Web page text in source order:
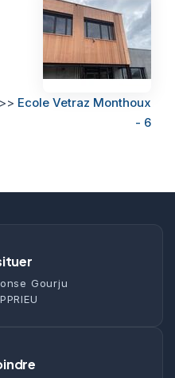
>> Ecole Vetraz Monthoux
- 6
Gourju